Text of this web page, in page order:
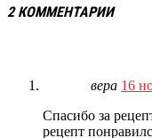
2 КОММЕНТАРИИ
вера 16
Спасибо за
рецепт